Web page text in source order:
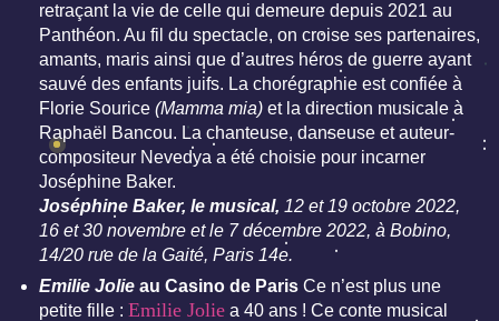
retraçant la vie de celle qui demeure depuis 2021 au
Panthéon. Au fil du spectacle, on croise ses partenaires,
amants, maris ainsi que d’autres héros de guerre ayant
sauvé des enfants juifs. La chorégraphie est confiée à
Florie Sourice (Mamma mia) et la direction musicale à
Raphaël Bancou. La chanteuse, danseuse et auteur-
compositeur Nevedya a été choisie pour incarner
Joséphine Baker.
Joséphine Baker, le musical, 12 et 19 octobre 2022,
16 et 30 novembre et le 7 décembre 2022, à Bobino,
14/20 rue de la Gaité, Paris 14e.
Emilie Jolie au Casino de Paris Ce n’est plus une
petite fille : Emilie Jolie a 40 ans ! Ce conte musical